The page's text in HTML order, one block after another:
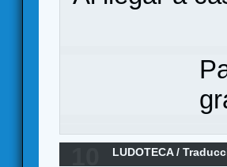
LUDOTECA/